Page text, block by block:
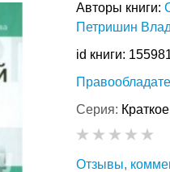
Авторы книги:
Петришин
id книги:
Серия:
Отзывы,